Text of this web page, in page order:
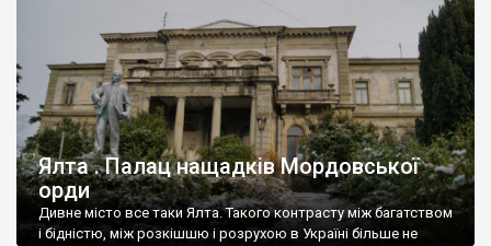
Ялта . Палац нащадків Мордовської
орди
Дивне місто все таки Ялта. Такого контрасту між багатством
і бідністю, між розкішшю і розрухою в Україні більше не